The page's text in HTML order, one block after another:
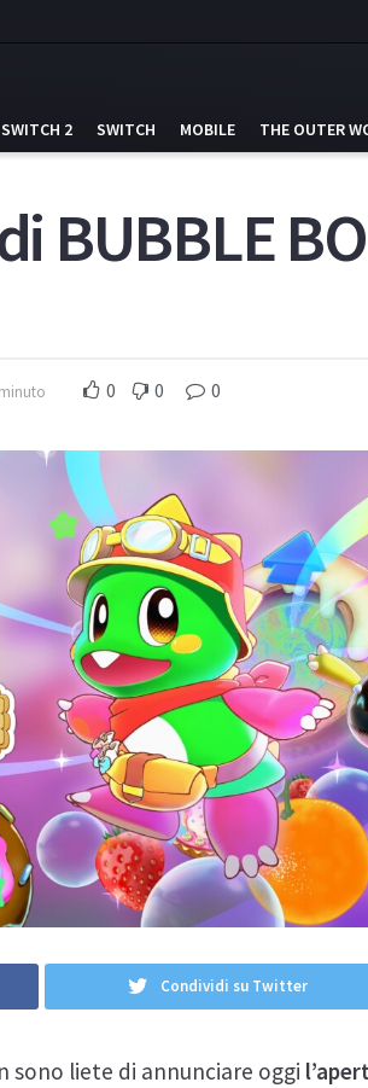
SWITCH 2 SWITCH MOBILE THE OUTER
BUBBLE
0 0 0
Condividi su Twitter
sono liete di annunciare oggi